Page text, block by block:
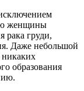
женщины
рака груди,
Даже небольшой
образования